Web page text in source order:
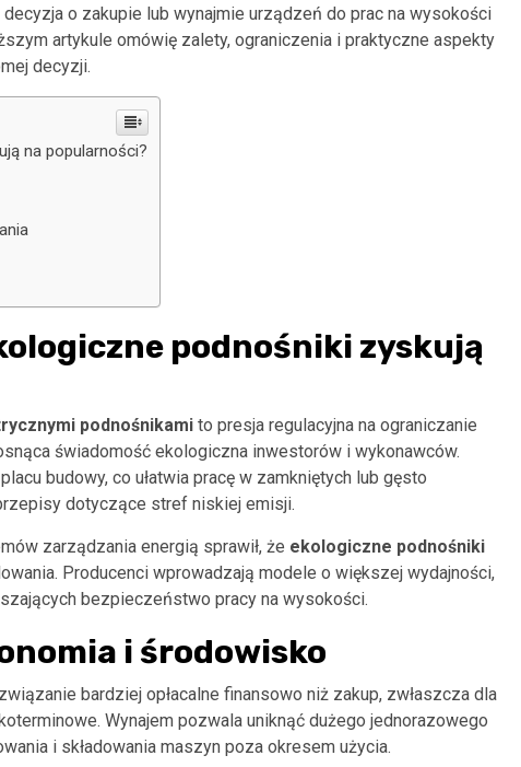
o zakupie lub wynajmie urządzeń do prac na wysokości
artykule omówię zalety, ograniczenia i praktyczne aspekty
decyzji.
na popularności?
podnośniki zyskują
podnośnikami to presja regulacyjna na ograniczanie
świadomość ekologiczna inwestorów i wykonawców.
budowy, co ułatwia pracę w zamkniętych lub gęsto
dotyczące stref niskiej emisji.
zarządzania energią sprawił, że ekologiczne podnośniki
Producenci wprowadzają modele o większej wydajności,
bezpieczeństwo pracy na wysokości.
i środowisko
bardziej opłacalne finansowo niż zakup, zwłaszcza dla
Wynajem pozwala uniknąć dużego jednorazowego
i składowania maszyn poza okresem użycia.